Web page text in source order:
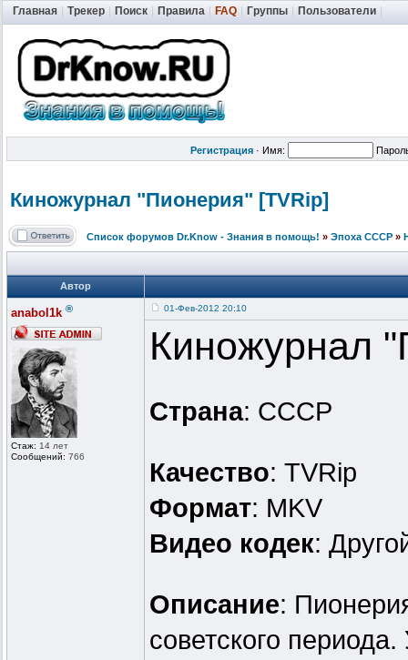
Главная Трекер Поиск Правила FAQ Группы Пользователи
Регистрация · Имя:
Киножурнал "Пионерия" [TVRip]
Список форумов Dr.Know - Знания в помощь! » Эпоха СССР »
Автор
anabol1k ®
Стаж: 14 лет
Сообщений: 766
01-Фев-2012 20:10
Киножурнал
Страна: СССР
Качество: TVRip
Формат: MKV
Видео кодек:
Описание:
советского